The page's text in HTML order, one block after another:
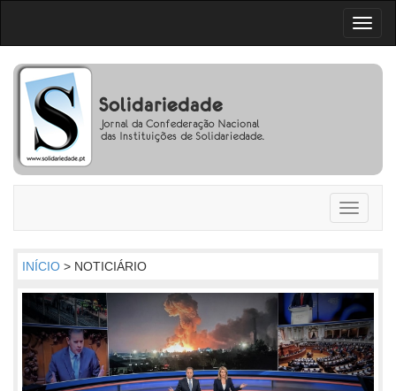
Toggle
INÍCIO > NOTICIÁRIO